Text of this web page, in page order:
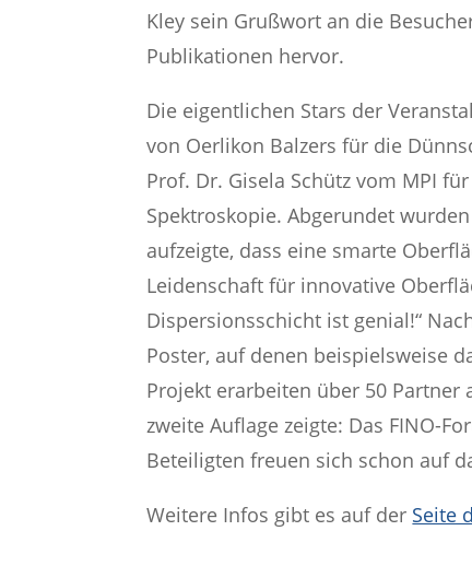
Kley sein Grußwort an die
Publikationen hervor.
Die eigentlichen Stars der
von Oerlikon Balzers für die
Prof. Dr. Gisela Schütz vom MPI
Spektroskopie. Abgerundet
aufzeigte, dass eine smarte
Leidenschaft für innovative
Dispersionsschicht ist genial!“
Poster, auf denen beispielsweise
Projekt erarbeiten über 50
zweite Auflage zeigte: Das FINO-
Beteiligten freuen sich schon auf
Weitere Infos gibt es auf der Seite